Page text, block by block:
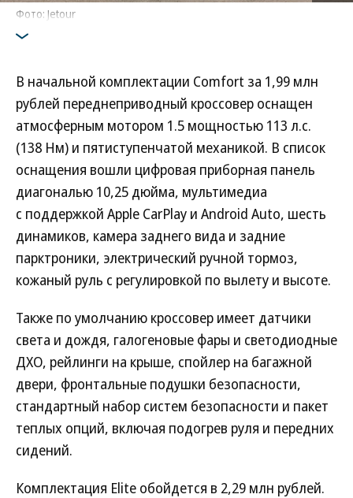
Фото: Jetour
В начальной комплектации Comfort за 1,99 млн
рублей переднеприводный кроссовер оснащен
атмосферным мотором 1.5 мощностью 113 л.с.
(138 Нм) и пятиступенчатой механикой. В список
оснащения вошли цифровая приборная панель
диагональю 10,25 дюйма, мультимедиа
с поддержкой Apple CarPlay и Android Auto, шесть
динамиков, камера заднего вида и задние
парктроники, электрический ручной тормоз,
кожаный руль с регулировкой по вылету и высоте.
Также по умолчанию кроссовер имеет датчики
света и дождя, галогеновые фары и светодиодные
ДХО, рейлинги на крыше, спойлер на багажной
двери, фронтальные подушки безопасности,
стандартный набор систем безопасности и пакет
теплых опций, включая подогрев руля и передних
сидений.
Комплектация Elite обойдется в 2,29 млн рублей.